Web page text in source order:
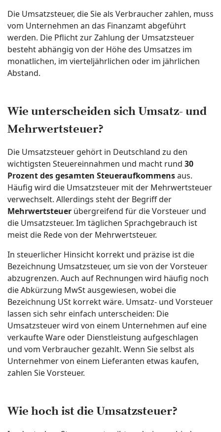
Die Umsatzsteuer, die Sie als Verbraucher zahlen, muss
vom Unternehmen an das Finanzamt abgeführt
werden. Die Pflicht zur Zahlung der Umsatzsteuer
besteht abhängig von der Höhe des Umsatzes im
monatlichen, im vierteljährlichen oder im jährlichen
Abstand.
Wie unterscheiden sich Umsatz- und
Mehrwertsteuer?
Die Umsatzsteuer gehört in Deutschland zu den
wichtigsten Steuereinnahmen und macht rund 30
Prozent des gesamten Steueraufkommensaus.
Häufig wird die Umsatzsteuer mit der Mehrwertsteuer
verwechselt. Allerdings steht der Begriff der
Mehrwertsteuer übergreifend für die Vorsteuer und
die Umsatzsteuer. Im täglichen Sprachgebrauch ist
meist die Rede von der Mehrwertsteuer.
In steuerlicher Hinsicht korrekt und präzise ist die
Bezeichnung Umsatzsteuer, um sie von der Vorsteuer
abzugrenzen. Auch auf Rechnungen wird häufig noch
die Abkürzung MwSt ausgewiesen, wobei die
Bezeichnung USt korrekt wäre. Umsatz- und Vorsteuer
lassen sich sehr einfach unterscheiden: Die
Umsatzsteuer wird von einem Unternehmen auf eine
verkaufte Ware oder Dienstleistung aufgeschlagen
und vom Verbraucher gezahlt. Wenn Sie selbst als
Unternehmer von einem Lieferanten etwas kaufen,
zahlen Sie Vorsteuer.
Wie hoch ist die Umsatzsteuer?